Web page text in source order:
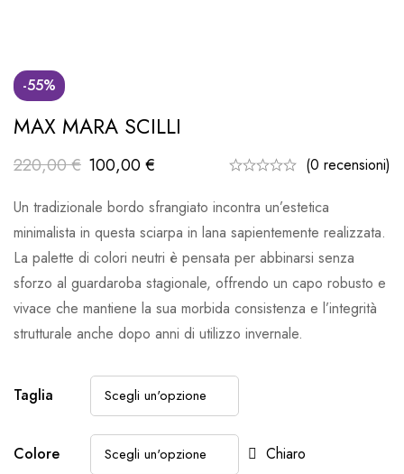
-55%
MAX MARA SCILLI
220,00€ 100,00€ (0 recensioni)
Un tradizionale bordo sfrangiato incontra un’estetica
minimalista in questa sciarpa in lana sapientemente realizzata.
La palette di colori neutri è pensata per abbinarsi senza
sforzo al guardaroba stagionale, offrendo un capo robusto e
vivace che mantiene la sua morbida consistenza e l’integrità
strutturale anche dopo anni di utilizzo invernale.
Taglia
Colore Chiaro